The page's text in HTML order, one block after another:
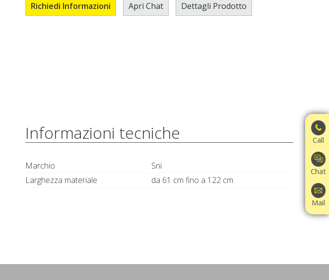
Richiedi Informazioni Apri Chat Dettagli Prodotto
Informazioni tecniche
Marchio
Sni
Larghezza materiale
da 61 cm fino a 122 cm
Call
Chat
Mail